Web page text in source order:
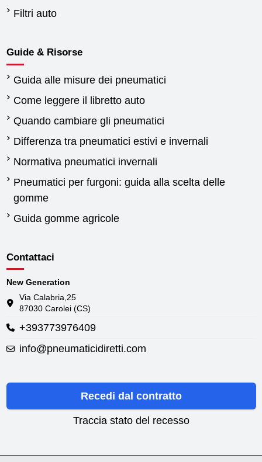
Filtri auto
Guide & Risorse
Guida alle misure dei pneumatici
Come leggere il libretto auto
Quando cambiare gli pneumatici
Differenza tra pneumatici estivi e invernali
Normativa pneumatici invernali
Pneumatici per furgoni: guida alla scelta delle
gomme
Guida gomme agricole
Contattaci
New Generation
Via Calabria,25
87030 Carolei (CS)
+393773976409
info@pneumaticidiretti.com
Recedi dal contratto
Traccia stato del recesso